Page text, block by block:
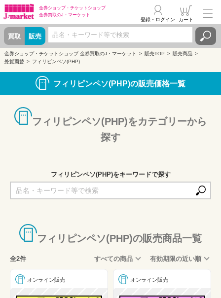
金券ショップ・ チケットショップ
金券買取のJ・マーケット
買取 販売
登録・ログイン カート
金券ショップ・チケットショップ 金券買取のJ・マーケット 販売TOP
販売商品
外貨両替
フィリピンペソ(PHP)
フィリピンペソ(PHP)の販売価格一覧
フィリピンペソ(PHP)をカテゴリーから
探す
フィリピンペソ(PHP)をキーワードで探す
フィリピンペソ(PHP)の販売商品一覧
全2件 すべての商品 有効期限の近い順
オンライン販売 オンライン販売